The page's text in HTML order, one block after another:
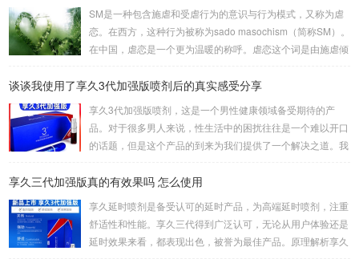
考验了男女双方身体素质，需慎重尝试。侧躺式的舒适之处这
一姿势的独特之处在于，女性可以更轻松地掌控伴侣的口舌刺
激，同时避免疲劳。男性则可通过合适的角度和...
SM是一种包含施虐和受虐行为的意识与行为模式，又称为虐
恋。在西方，这种行为被称为sado masochism（简称SM）。
在中国，虐恋是一个更为温暖的称呼。虐恋这个词是由施虐倾
英文简写即我们通常所说的SM。SM情趣道具包括捆绑和束
野外调教、蜡烛、冰块、夹子、鞭打、头发、剃体毛等。这些
道具在使用时需要注意安全和卫生，尤其是涉及到身体部位的
刺激和捆绑时，要注意血...
谈谈我使用了享久3代加强版喷剂后的真实感受分享
享久3代加强版喷剂，这是一个男性健康领域备受期待的产
品。对于很多男人来说，性生活中的困扰往往是一个难以开口
的话题，但是这个产品的到来为我们提供了一个解决之道。我
事时间方面提供了显著的帮助。首先，我要强调的是这个产品
然后轻轻按摩，稍等片刻，你就可以享受到它的效果了。这一
点对我来说非常重要，因为它不需要繁琐的准备或额外的设
备，而是一个方便且离不开家的解决方案。当我第一次使用...
享久三代加强版真的有效果吗 怎么使用
享久延时喷剂是备受认可的延时产品，为高端延时喷剂，注重
舒适性和性能。享久三代得到广泛认可，无论从用户体验还是
延时效果来看，都表现出色，被誉为最佳产品。原理解析享久